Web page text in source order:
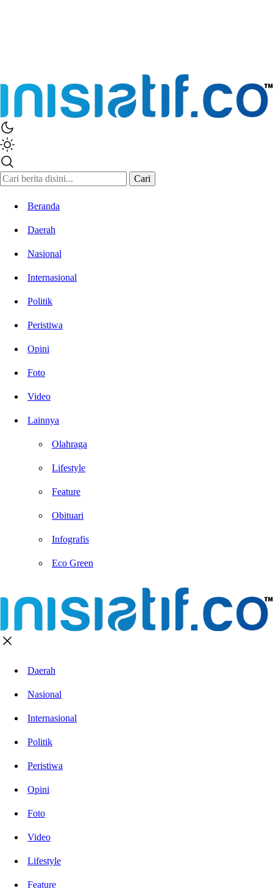
Inisiatif.co
Stay Connected Stay Informed
Cari
Beranda
Daerah
Nasional
Internasional
Politik
Peristiwa
Opini
Foto
Video
Lainnya
Olahraga
Lifestyle
Feature
Obituari
Infografis
Eco Green
Daerah
Nasional
Internasional
Politik
Peristiwa
Opini
Foto
Video
Lifestyle
Feature